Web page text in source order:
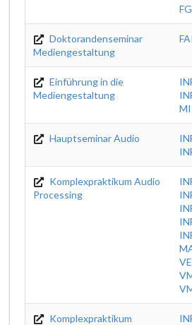
Doktorandenseminar
Mediengestaltung
Einführung in die
Mediengestaltung
Hauptseminar Audio
Komplexpraktikum Audio
Processing
Komplexpraktikum